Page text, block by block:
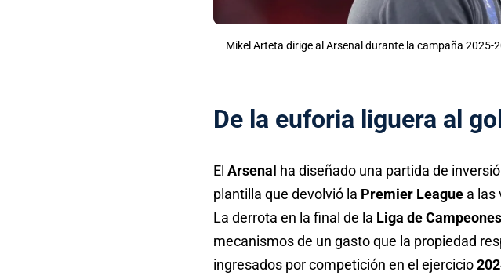
Mikel Arteta dirige al Arsenal durante la campaña
De la euforia liguera al
El Arsenal ha diseñado una partida de
plantilla que devolvió la Premier League a las
La derrota en la final de la Liga de Campeones
mecanismos de un gasto que la propiedad
ingresados por competición en el ejercicio